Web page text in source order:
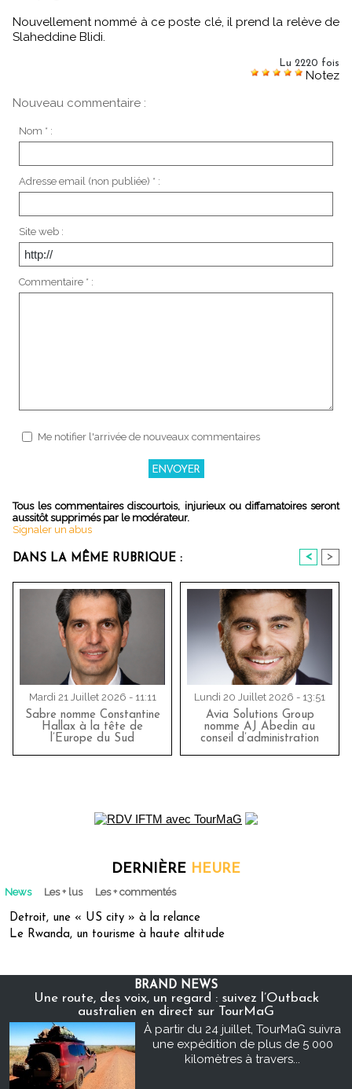
Nouvellement nommé à ce poste clé, il prend la relève de
Slaheddine Blidi.
Lu 2220 fois
Notez
Nouveau commentaire :
Nom * :
Adresse email (non publiée) * :
Site web :
Commentaire * :
Me notifier l'arrivée de nouveaux commentaires
Tous les commentaires discourtois, injurieux ou diffamatoires seront
aussitôt supprimés par le modérateur.
Signaler un abus
DANS LA MÊME RUBRIQUE : < >
Mardi 21 Juillet 2026 - 11:11
Sabre nomme Constantine
Hallax à la tête de
l’Europe du Sud
Lundi 20 Juillet 2026 - 13:51
Avia Solutions Group
nomme AJ Abedin au
conseil d’administration
DERNIÈRE HEURE
News Les + lus Les + commentés
Detroit, une « US city » à la relance
Le Rwanda, un tourisme à haute altitude
BRAND NEWS
Une route, des voix, un regard : suivez l’Outback
australien en direct sur TourMaG
À partir du 24 juillet, TourMaG suivra
une expédition de plus de 5 000
kilomètres à travers...